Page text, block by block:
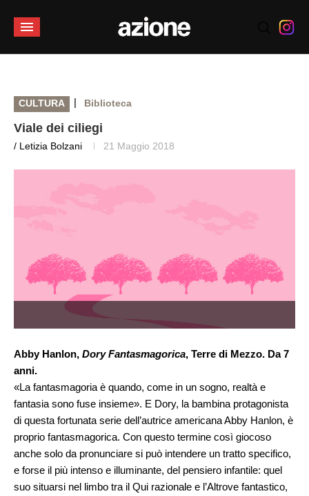
CULTURA | Biblioteca
Viale dei ciliegi
/ Letizia Bolzani 21 Maggio 2018
Abby Hanlon, Dory Fantasmagorica, Terre di Mezzo. Da 7
anni.
«La fantasmagoria è quando, come in un sogno, realtà e
fantasia sono fuse insieme». E Dory, la bambina protagonista
di questa fortunata serie dell’autrice americana Abby Hanlon, è
proprio fantasmagorica. Con questo termine così giocoso
anche solo da pronunciare si può intendere un tratto specifico,
e forse il più intenso e illuminante, del pensiero infantile: quel
suo situarsi nel limbo tra il Qui razionale e l’Altrove fantastico,